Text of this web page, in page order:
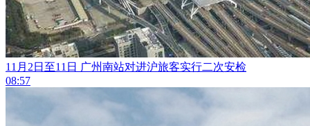
11月2日至11日 广州南站对进沪旅客实行二次安检
08:57